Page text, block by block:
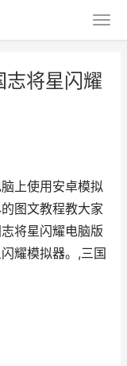
志将星闪耀
上使用安卓模拟
图文教程教大家
将星闪耀电脑版
耀模拟器。,三国